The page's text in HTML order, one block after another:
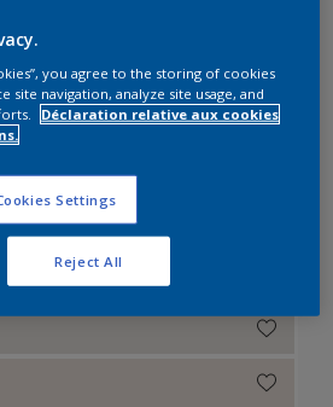
you agree to the storing of cookies
site navigation, analyze site usage, and
Déclaration relative aux cookies
Settings
Reject All